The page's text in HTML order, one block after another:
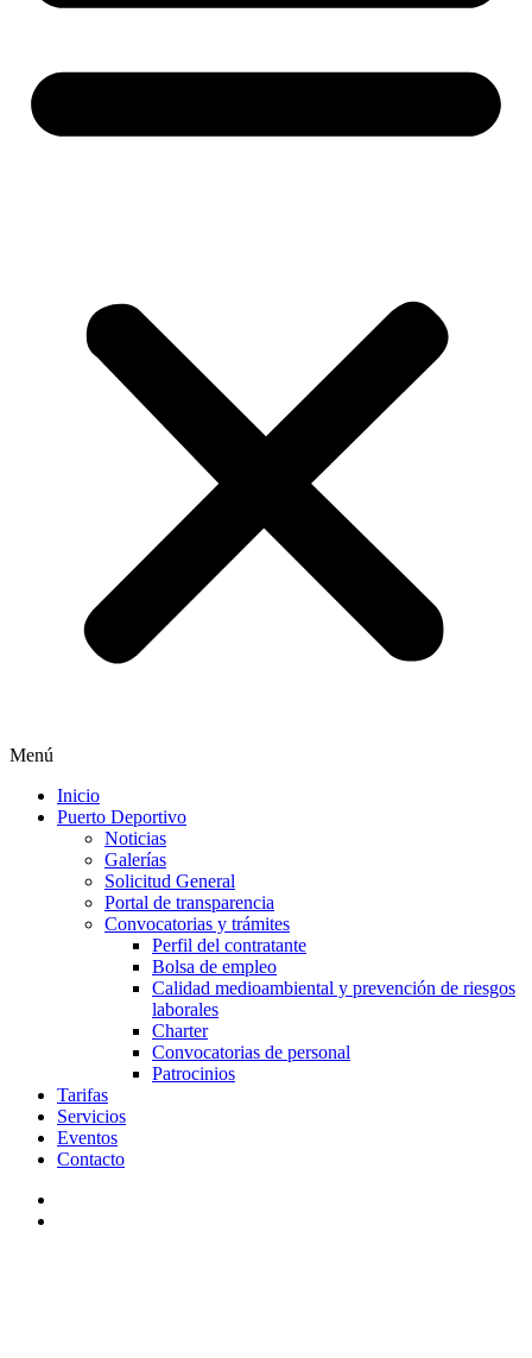
Menú
Inicio
Puerto Deportivo
Noticias
Galerías
Solicitud General
Portal de transparencia
Convocatorias y trámites
Perfil del contratante
Bolsa de empleo
Calidad medioambiental y prevención de riesgos
laborales
Charter
Convocatorias de personal
Patrocinios
Tarifas
Servicios
Eventos
Contacto